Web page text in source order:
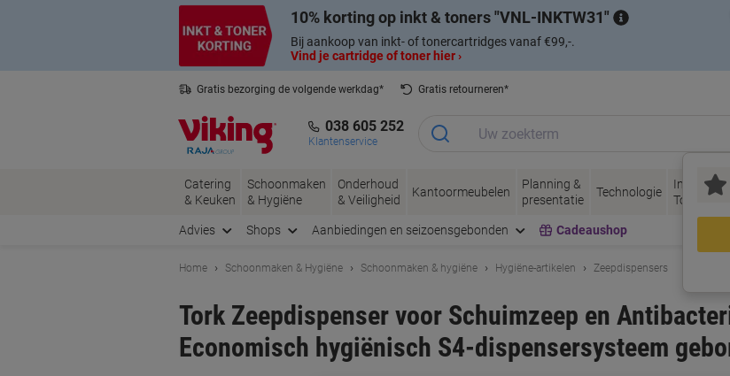
10% korting op inkt & toners VNL-INKTW31
Bij aankoop van inkt- of tonercartridges vanaf €99,-.
Vind je cartridge of toner hier ›
Gratis bezorging de volgende werkdag*
Gratis retourneren*
038 605 252
Klantenservice
Catering
& Keuken
Schoonmaken
& Hygiëne
Onderhoud
& Veiligheid
Kantoormeubelen
Planning &
presentatie
Technologie
Inkt &
Toner
Advies Shops Aanbiedingen en seizoensgebonden Cadeaushop
Home Schoonmaken & Hygiëne Schoonmaken & hygiëne Hygiëne-artikelen Zeepdispensers
Tork Zeepdispenser voor Schuimzeep en
Economisch hygiënisch S4-dispensersysteem